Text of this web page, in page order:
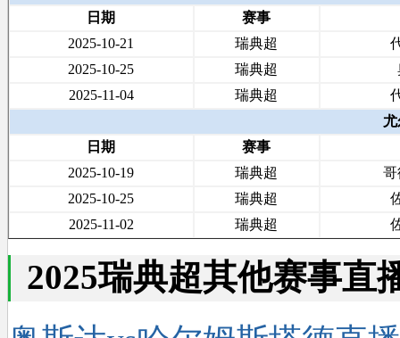
日期
赛事
2025-10-21
瑞典超
2025-10-25
瑞典超
2025-11-04
瑞典超
日期
赛事
2025-10-19
瑞典超
哥
2025-10-25
瑞典超
2025-11-02
瑞典超
2025瑞典超其他赛事直